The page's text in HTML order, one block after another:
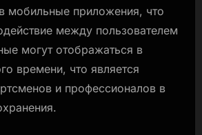
мобильные приложения, что
между пользователем
могут отображаться в
времени, что является
и профессионалов в